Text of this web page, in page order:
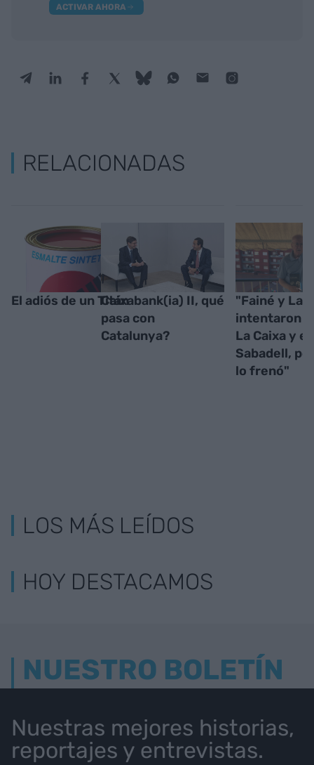
ACTIVAR AHORA
RELACIONADAS
El adiós de un TitánCaixabank(ia) II, qué
pasa con
Catalunya?
"Fainé y
intentaron
La Caixa y el
Sabadell,
lo frenó"
LOS MÁS LEÍDOS
HOY DESTACAMOS
NUESTRO BOLETÍN
Nuestras mejores historias,
reportajes y entrevistas.